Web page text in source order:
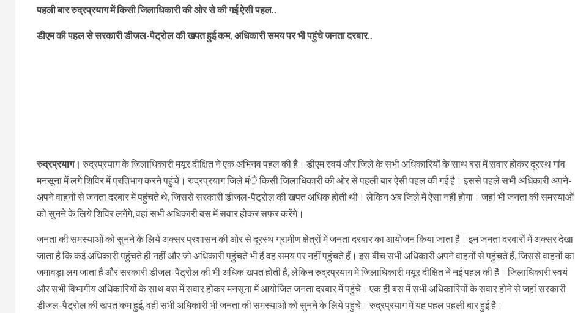
पहली बार रुद्रप्रयाग में किसी जिलाधिकारी की ओर से की गई ऐसी पहल..
डीएम की पहल से सरकारी डीजल-पैट्रोल की खपत हुई कम, अधिकारी समय पर भी पहुंचे जनता दरबार..
रुद्रप्रयाग। रुद्रप्रयाग के जिलाधिकारी मयूर दीक्षित ने एक अभिनव पहल की है। डीएम स्वयं और जिले के सभी अधिकारियों के साथ बस में सवार होकर दूरस्थ गांव
मनसूना में लगे शिविर में प्रतिभाग करने पहुंचे। रुद्रप्रयाग जिले मंे किसी जिलाधिकारी की ओर से पहली बार ऐसी पहल की गई है। इससे पहले सभी अधिकारी अपने-
अपने वाहनों से जनता दरबार में पहुंचते थे, जिससे सरकारी डीजल-पैट्रोल की खपत अधिक होती थी। लेकिन अब जिले में ऐसा नहीं होगा। जहां भी जनता की समस्याओं
को सुनने के लिये शिविर लगेंगे, वहां सभी अधिकारी बस में सवार होकर सफर करेंगे।
जनता की समस्याओं को सुनने के लिये अक्सर प्रशासन की ओर से दूरस्थ ग्रामीण क्षेत्रों में जनता दरबार का आयोजन किया जाता है। इन जनता दरबारों में अक्सर देखा
जाता है कि कई अधिकारी पहुंचते ही नहीं और जो अधिकारी पहुंचते भी हैं वह समय पर नहीं पहुंचते हैं। इस बीच सभी अधिकारी अपने वाहनों से पहुंचते हैं, जिससे वाहनों का
जमावड़ा लग जाता है और सरकारी डीजल-पैट्रोल की भी अधिक खपत होती है, लेकिन रुद्रप्रयाग में जिलाधिकारी मयूर दीक्षित ने नई पहल की है। जिलाधिकारी स्वयं
और सभी विभागीय अधिकारियों के साथ बस में सवार होकर मनसूना में आयोजित जनता दरबार में पहुंचे। एक ही बस में सभी अधिकारियों के सवार होने से जहां सरकारी
डीजल-पैट्रोल की खपत कम हुई, वहीं सभी अधिकारी भी जनता की समस्याओं को सुनने के लिये पहुंचे। रुद्रप्रयाग में यह पहल पहली बार हुई है।